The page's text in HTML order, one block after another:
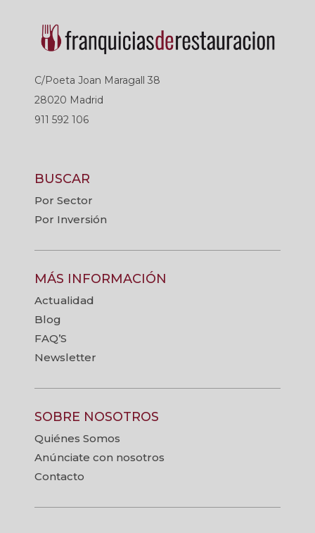
C/Poeta Joan Maragall 38
28020 Madrid
911 592 106
BUSCAR
Por Sector
Por Inversión
MÁS INFORMACIÓN
Actualidad
Blog
FAQ’S
Newsletter
SOBRE NOSOTROS
Quiénes Somos
Anúnciate con nosotros
Contacto